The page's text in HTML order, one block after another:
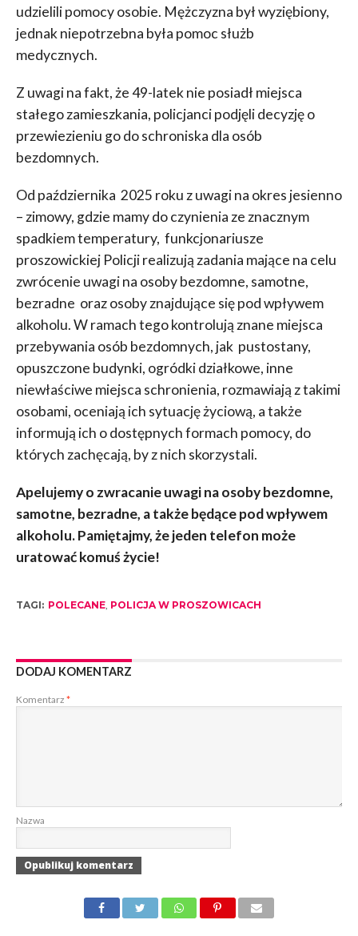
udzielili pomocy osobie. Mężczyzna był wyziębiony,
jednak niepotrzebna była pomoc służb
medycznych.
Z uwagi na fakt, że 49-latek nie posiadł miejsca
stałego zamieszkania, policjanci podjęli decyzję o
przewiezieniu go do schroniska dla osób
bezdomnych.
Od października 2025 roku z uwagi na okres jesienno
– zimowy, gdzie mamy do czynienia ze znacznym
spadkiem temperatury, funkcjonariusze
proszowickiej Policji realizują zadania mające na celu
zwrócenie uwagi na osoby bezdomne, samotne,
bezradne oraz osoby znajdujące się pod wpływem
alkoholu. W ramach tego kontrolują znane miejsca
przebywania osób bezdomnych, jak pustostany,
opuszczone budynki, ogródki działkowe, inne
niewłaściwe miejsca schronienia, rozmawiają z takimi
osobami, oceniają ich sytuację życiową, a także
informują ich o dostępnych formach pomocy, do
których zachęcają, by z nich skorzystali.
Apelujemy o zwracanie uwagi na osoby bezdomne,
samotne, bezradne, a także będące pod wpływem
alkoholu. Pamiętajmy, że jeden telefon może
uratować komuś życie!
TAGI: POLECANE, POLICJA W PROSZOWICACH
DODAJ KOMENTARZ
Komentarz *
Nazwa